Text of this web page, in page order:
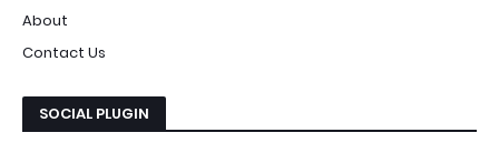
About
Contact Us
SOCIAL PLUGIN